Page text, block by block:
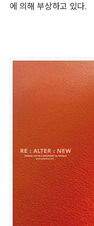
에 의해 부상하고 있다.